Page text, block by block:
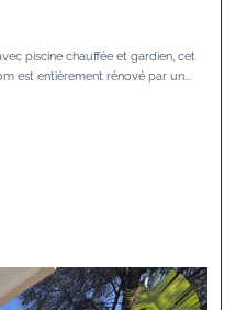
piscine chauffée et gardien, cet
est entièrement rénové par un...